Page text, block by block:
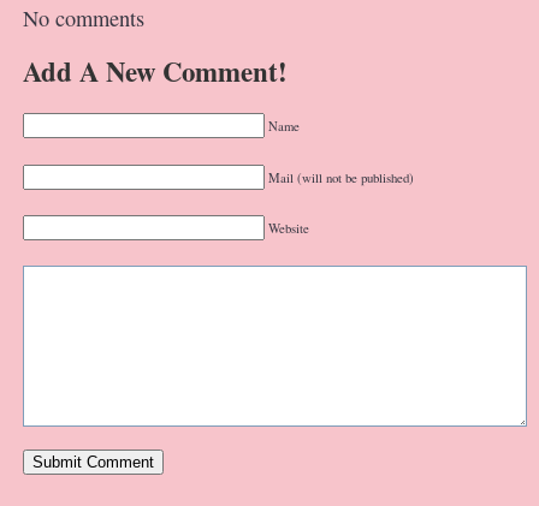
No comments
Add A New Comment!
Name
Mail (will not be published)
Website